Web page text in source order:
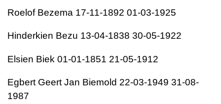
Roelof Bezema 17-11-1892 01-03-1925
Hinderkien Bezu 13-04-1838 30-05-1922
Elsien Biek 01-01-1851 21-05-1912
Egbert Geert Jan Biemold 22-03-1949 31-08-
1987